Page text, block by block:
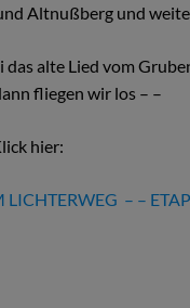
Altnußberg und
alte Lied vom
fliegen wir los – –
hier:
– –